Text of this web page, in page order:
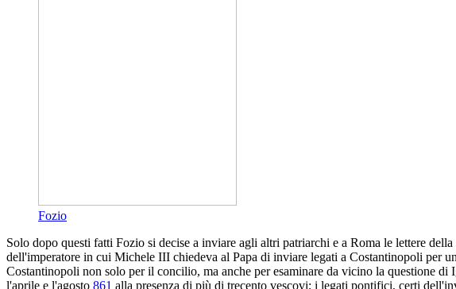
Fozio
Solo dopo questi fatti Fozio si decise a inviare agli altri patriarchi e a Roma le lettere
dell'imperatore in cui Michele III chiedeva al Papa di inviare legati a Costantinopoli per
Costantinopoli non solo per il concilio, ma anche per esaminare da vicino la questione
l'aprile e l'agosto 861 alla presenza di più di trecento vescovi; i legati pontifici, certi